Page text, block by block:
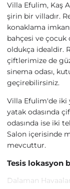
Villa Efulim, Kaş
şirin bir villadır.
konaklama
bahçesi ve çocuk
oldukça idealdir.
çiftlerimize de
sinema odası,
geçirebilirsiniz.
Villa Efulim'de iki
yatak odasında
odasında ise iki
Salon içerisinde
mevcuttur.
Tesis lokasyon
Dalaman